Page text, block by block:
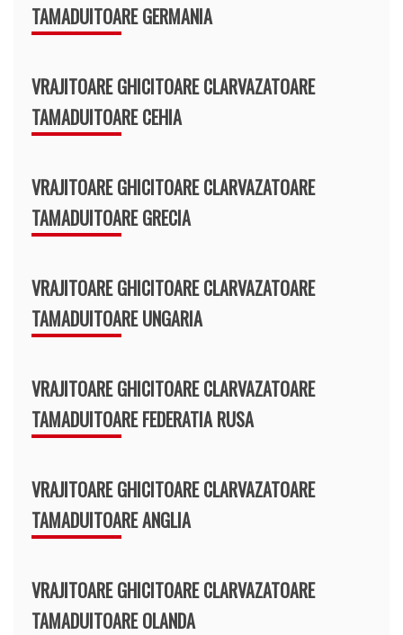
TAMADUITOARE GERMANIA
VRAJITOARE GHICITOARE CLARVAZATOARE
TAMADUITOARE CEHIA
VRAJITOARE GHICITOARE CLARVAZATOARE
TAMADUITOARE GRECIA
VRAJITOARE GHICITOARE CLARVAZATOARE
TAMADUITOARE UNGARIA
VRAJITOARE GHICITOARE CLARVAZATOARE
TAMADUITOARE FEDERATIA RUSA
VRAJITOARE GHICITOARE CLARVAZATOARE
TAMADUITOARE ANGLIA
VRAJITOARE GHICITOARE CLARVAZATOARE
TAMADUITOARE OLANDA